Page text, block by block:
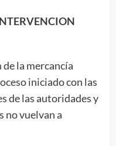
la mercancía
iniciado con las
de las autoridades y
no vuelvan a